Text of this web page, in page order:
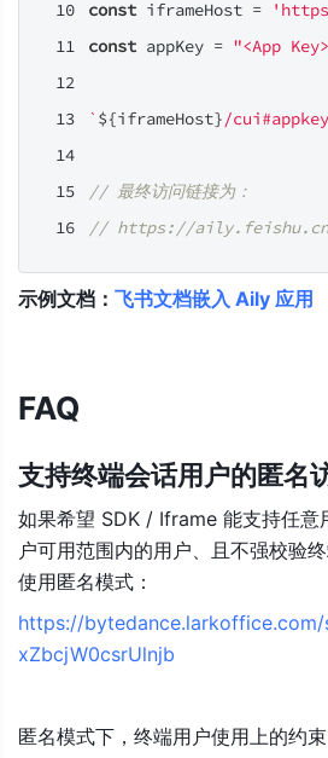
const iframeHost =
const appKey = "<App
` ${iframeHost}/
// 最终访问链接为：
// https://aily.feishu.cn/
示例文档： 飞书文档嵌入 Aily 应用
FAQ
支持终端会话用户的匿名
如果希望 SDK / Iframe 能支持任意
户可用范围内的用户、且不强校验
使用匿名模式：
https://
xZbcjW0csrUlnjb
匿名模式下，终端用户使用上的约束